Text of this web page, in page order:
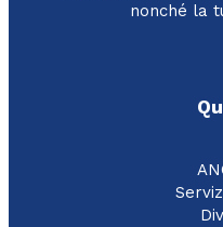
nonché la